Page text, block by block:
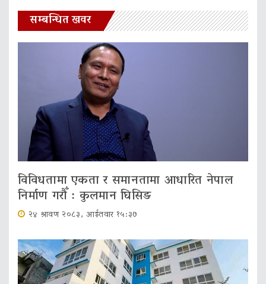
सम्बन्धित खवर
विविधतामा एकता र समानतामा आधारित नेपाल
निर्माण गरौँ : कुलमान घिसिङ
२४ श्रावण २०८३, आईतवार १५:३७